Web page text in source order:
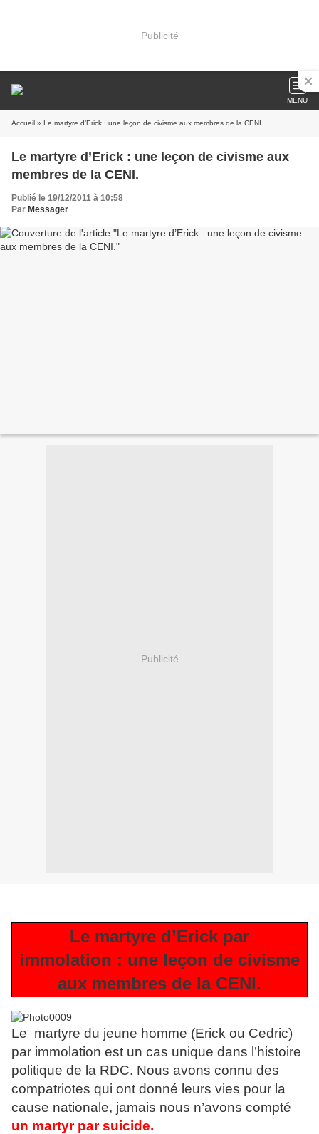
Publicité
MENU
Accueil » Le martyre d’Erick : une leçon de civisme aux membres de la CENI.
Le martyre d’Erick : une leçon de civisme aux
membres de la CENI.
Publié le 19/12/2011 à 10:58
Par Messager
Publicité
Le martyre d’Erick par
immolation : une leçon de civisme
aux membres de la CENI.
Le martyre du jeune homme (Erick ou Cedric)
par immolation est un cas unique dans l’histoire
politique de la RDC. Nous avons connu des
compatriotes qui ont donné leurs vies pour la
cause nationale, jamais nous n’avons compté
un martyr par suicide.